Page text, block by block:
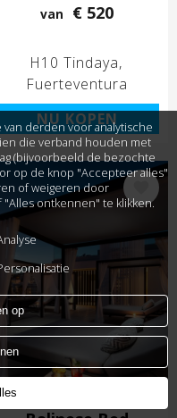
derden voor analytische
die verband houden met
(bijvoorbeeld de bezochte
op de knop "Accepteer alles"
of weigeren door
ontkennen" te klikken.
op
van € 520
H10 Tindaya
Fuerteventura
NU KOPEN